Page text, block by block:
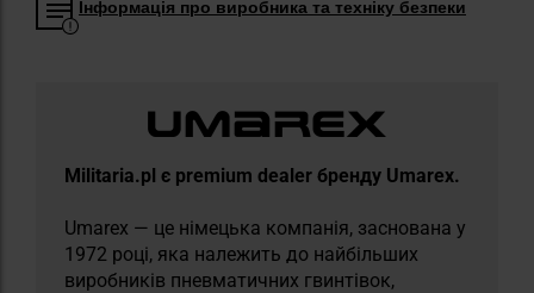
Інформація про виробника та техніку безпеки
Militaria.pl є premium dealer бренду Umarex.
Umarex — це німецька компанія, заснована у
1972 році, яка належить до найбільших
виробників пневматичних гвинтівок,